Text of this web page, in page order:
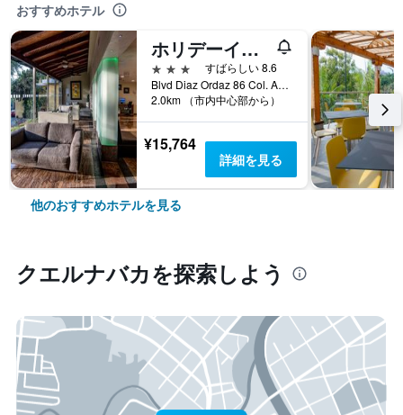
おすすめホテル
ホリデーイン クエルナバカ
3つ星
すばらしい 8.6
Blvd Diaz Ordaz 86 Col. Acapanzingo, クエルナバカ, モレロス州, メキシコ
2.0km （市内中心部から）
¥15,764
詳細を見る
他のおすすめホテルを見る
クエルナバカ​を探索しよう